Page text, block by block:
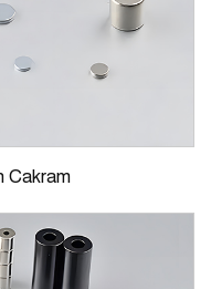
Cakram